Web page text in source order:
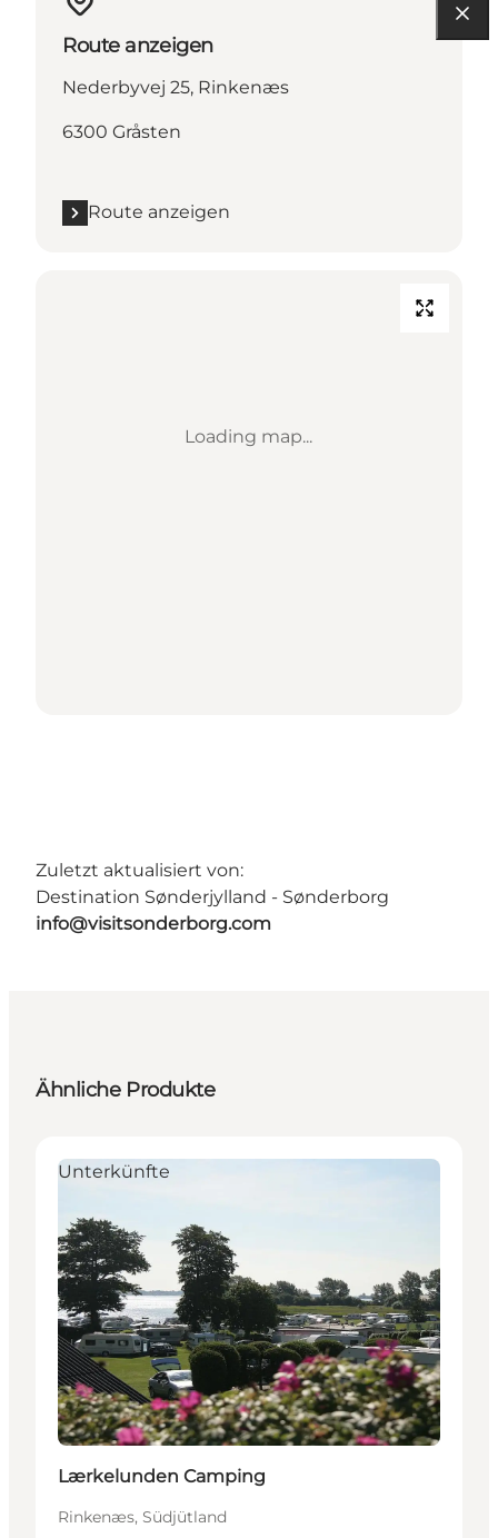
Route anzeigen
Nederbyvej 25, Rinkenæs
6300 Gråsten
Route anzeigen
Loading map...
Zuletzt aktualisiert von:
Destination Sønderjylland - Sønderborg
info@visitsonderborg.com
Ähnliche Produkte
Unterkünfte
Lærkelunden Camping
Rinkenæs, Südjütland